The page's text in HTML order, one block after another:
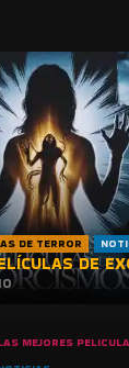
DE TERROR
DE
MEJORES